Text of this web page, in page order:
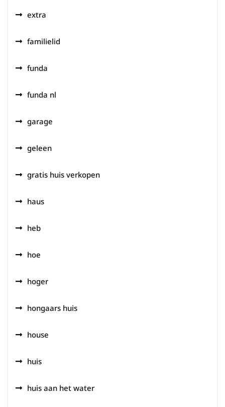
extra
familielid
funda
funda nl
garage
geleen
gratis huis verkopen
haus
heb
hoe
hoger
hongaars huis
house
huis
huis aan het water